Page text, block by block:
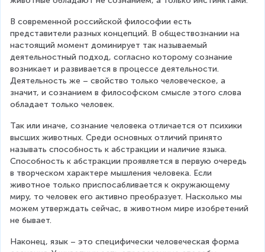
В современной российской философии есть
представители разных концепций. В обществознании на
настоящий момент доминирует так называемый
деятельностный подход, согласно которому сознание
возникает и развивается в процессе деятельности.
Деятельность же – свойство только человеческое, а
значит, и сознанием в философском смысле этого слова
обладает только человек.
Так или иначе, сознание человека отличается от психики
высших животных. Среди основных отличий принято
называть способность к абстракции и наличие языка.
Способность к абстракции проявляется в первую очередь
в творческом характере мышления человека. Если
животное только приспосабливается к окружающему
миру, то человек его активно преобразует. Насколько мы
можем утверждать сейчас, в животном мире изобретений
не бывает.
Наконец, язык – это специфически человеческая форма